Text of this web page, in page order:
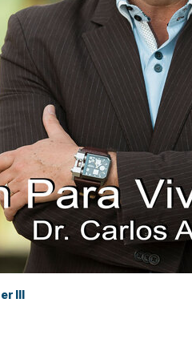
III